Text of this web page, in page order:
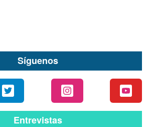
Síguenos
Entrevistas